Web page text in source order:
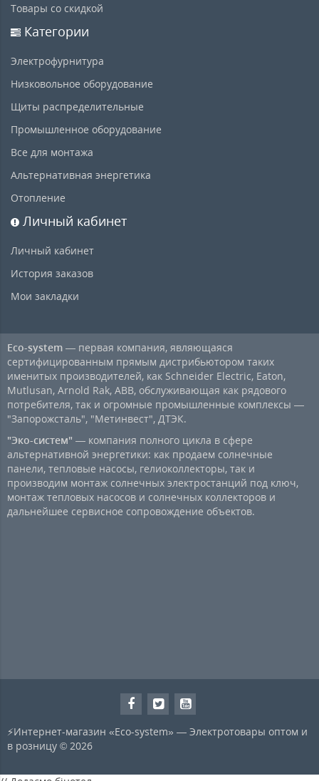
Товары со скидкой
Категории
Электрофурнитура
Низковольное оборудование
Щиты распределительные
Промышленное оборудование
Все для монтажа
Альтернативная энергетика
Отопление
Личный кабинет
Личный кабинет
История заказов
Мои закладки
Eco-system — первая компания, являющаяся
сертифицированным прямым дистрибьютором таких
именитых производителей, как Schneider Electric, Eaton,
Mutlusan, Arnold Rak, ABB, обслуживающая как рядового
потребителя, так и огромные промышленные комплексы —
"Запорожсталь", "Метинвест", ДТЭК.
"Эко-систем" — компания полного цикла в сфере
альтернативной энергетики: как продаем солнечные
панели, тепловые насосы, гелиоколлекторы, так и
производим монтаж солнечных электростанций под ключ,
монтаж тепловых насосов и солнечных коллекторов и
дальнейшее сервисное сопровождение объектов.
⚡Интернет-магазин «Eco-system» — Электротовары оптом и
в розницу © 2026